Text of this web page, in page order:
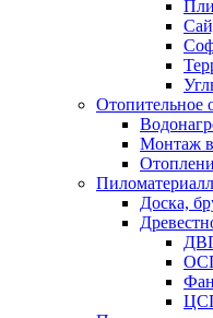
Отопительное
Монтаж
Доска,